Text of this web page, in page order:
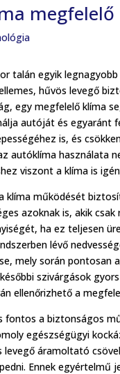
talán egyik
hűvös levegő
egy megfelelő klíma
autóját és egyaránt
is, és
autóklíma használata
viszont a klíma is
klíma működését
azoknak is, akik
ha ez teljesen
lévő
mely során pontosan
szivárgások
ellenőrizhető a
fontos a biztonságos
egészségügyi
levegő áramoltató
Ennek egyértelmű